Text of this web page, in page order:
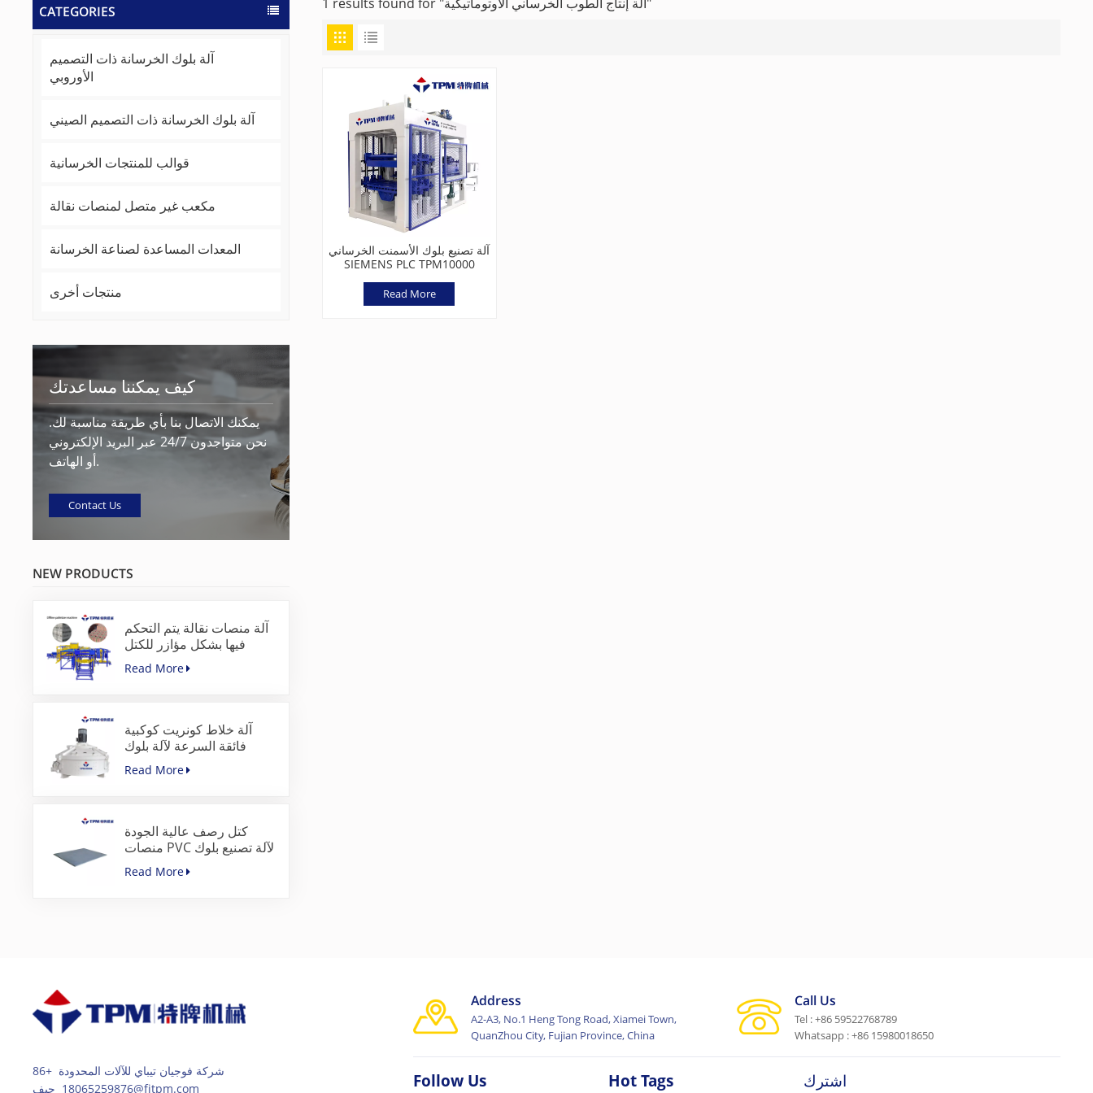
CATEGORIES
آلة بلوك الخرسانة ذات التصميم
الأوروبي
آلة بلوك الخرسانة ذات التصميم الصيني
قوالب للمنتجات الخرسانية
مكعب غير متصل لمنصات نقالة
المعدات المساعدة لصناعة الخرسانة
منتجات أخرى
كيف يمكننا مساعدتك
يمكنك الاتصال بنا بأي طريقة مناسبة لك.
نحن متواجدون 24/7 عبر البريد الإلكتروني
أو الهاتف.
Contact Us
NEW PRODUCTS
آلة منصات نقالة يتم التحكم
فيها بشكل مؤازر للكتل
الخرسانية
Read More
آلة خلاط كونريت كوكبية
فائقة السرعة لآلة بلوك
الرصف
Read More
كتل رصف عالية الجودة
منصات PVC لآلة تصنيع بلوك
الخرسانة
Read More
1 results found for "آلة إنتاج الطوب الخرساني الأوتوماتيكية"
آلة تصنيع بلوك الأسمنت الخرساني
SIEMENS PLC TPM10000
Read More
شركة فوجيان تيباي للآلات المحدودة +86
18065259876 جيف@fjtpm.com
Address
A2-A3, No.1 Heng Tong Road, Xiamei Town,
QuanZhou City, Fujian Province, China
Call Us
Tel : +86 59522768789
Whatsapp : +86 15980018650
Follow Us Hot Tags اشترك